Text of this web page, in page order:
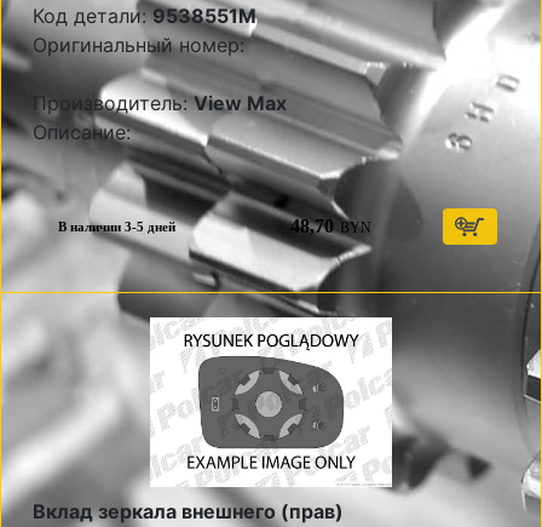
Код детали:9538551M
Оригинальный номер:
Производитель:View Max
Описание:
В наличии 3-5 дней 48,70 BYN
Вклад зеркала внешнего (прав)